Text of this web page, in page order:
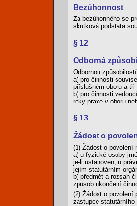
Bezúhonnost
Za bezúhonného se
skutková podstata
§ 12
Odborná
Odbornou
a) pro činnosti
příslušném oboru a tři
b) pro činnosti
roky praxe v oboru
§ 13
Žádost o
(1) Žádost o povolení
a) u fyzické osoby
je-li ustanoven; u
jejím statutárním
b) předmět a rozsah
způsob ukončení
(2) Žádost o povolení
zástupce statutárního